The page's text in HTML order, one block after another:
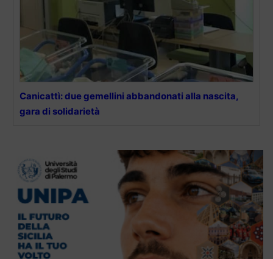
Canicattì: due gemellini abbandonati alla nascita,
gara di solidarietà